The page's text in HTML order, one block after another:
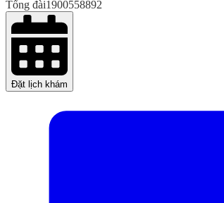
Tổng đài1900558892
Đặt lịch khám